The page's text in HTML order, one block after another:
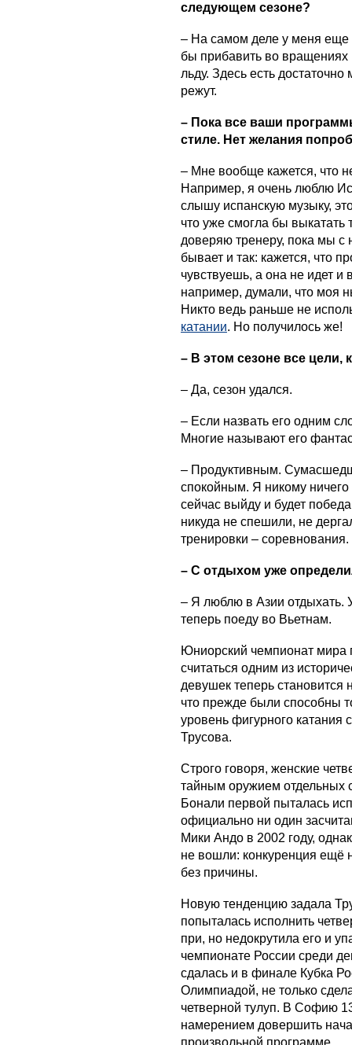
следующем сезоне?
– На самом деле у меня еще
бы прибавить во вращениях
льду. Здесь есть
режут.
– Пока все ваши
стиле. Нет желания
– Мне вообще кажется, что
Например, я очень люблю
слышу испанскую музыку,
что уже смогла бы выкатать
доверяю тренеру, пока мы с
бывает и так: кажется, что
чувствуешь, а она не идет
например, думали, что моя
Никто ведь раньше не
катании. Но получилось же!
– В этом сезоне все
– Да, сезон удался.
– Если назвать его одним
Многие называют его
– Продуктивным.
спокойным. Я никому
сейчас выйду и будет
никуда не спешили, не
тренировки –
– С отдыхом уже
– Я люблю в Азии отдыхать.
теперь поеду во Вьетнам.
Юниорский чемпионат мира
считаться одним из
девушек теперь
что прежде были способны
уровень фигурного катания
Трусова.
Строго говоря, женские
тайным оружием отдельных
Бонали первой пыталась
официально ни один
Мики Андо в 2002 году,
не вошли: конкуренция ещё
без причины.
Новую тенденцию задала
попыталась исполнить
при, но недокрутила его и
чемпионате России среди
сдалась и в финале Кубка
Олимпиадой, не только
четверной тулуп. В Софию
намерением довершить
произвольной программе.